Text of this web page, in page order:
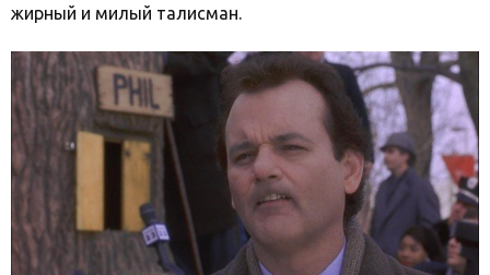
жирный и милый талисман.